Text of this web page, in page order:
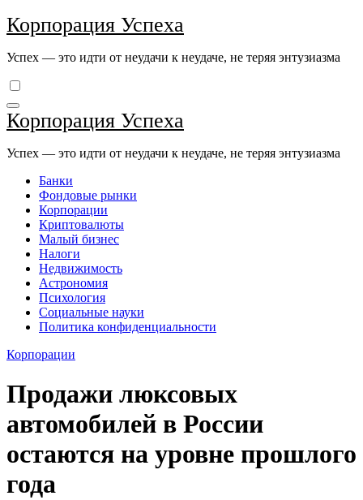
Перейти
к
Корпорация Успеха
Успех — это идти от неудачи к неудаче, не теряя энтузиазма
Корпорация Успеха
Успех — это идти от неудачи к неудаче, не теряя энтузиазма
Банки
Фондовые рынки
Корпорации
Криптовалюты
Малый бизнес
Налоги
Недвижимость
Астрономия
Психология
Социальные науки
Политика конфиденциальности
Корпорации
Продажи люксовых
автомобилей в России
остаются на уровне прошлого
года